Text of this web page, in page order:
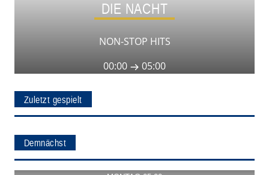
DIE NACHT
NON-STOP HITS
00:00
05:00
Zuletzt gespielt
Demnächst